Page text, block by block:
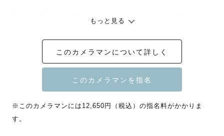
繁忙期などのスケジュール調整に合わせて設定していき
＝＝＝＝＝＝＝＝＝＝＝＝＝＝＝＝＝＝＝＝
初めまして！フリーランスカメラマンの、makiです。
カメラマン歴9年。
ニューボーンに始まり、あっという間に七五三、第二子誕
もっと見る
このカメラマンについて詳しく
※このカメラマンには12,650円（税込）の指名料がかかりま
す。